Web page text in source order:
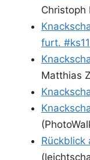
Chris­toph
furt. #ks11
Mat­thi­as
Rück­blick